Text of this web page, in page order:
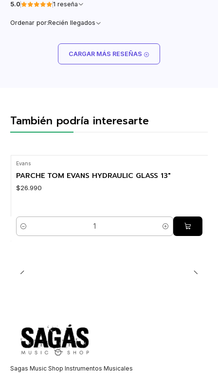
5.0 1 reseña
Ordenar por:Recién llegados
CARGAR MÁS RESEÑAS
También podría interesarte
Evans
PARCHE TOM EVANS HYDRAULIC GLASS 13"
$26.990
Cantidad
Sagas Music Shop Instrumentos Musicales